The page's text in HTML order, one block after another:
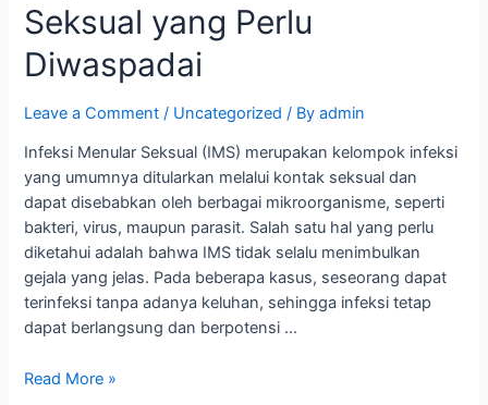
Seksual yang Perlu
Diwaspadai
Leave a Comment / Uncategorized / Byadmin
Infeksi Menular Seksual (IMS) merupakan kelompok infeksi
yang umumnya ditularkan melalui kontak seksual dan
dapat disebabkan oleh berbagai mikroorganisme, seperti
bakteri, virus, maupun parasit. Salah satu hal yang perlu
diketahui adalah bahwa IMS tidak selalu menimbulkan
gejala yang jelas. Pada beberapa kasus, seseorang dapat
terinfeksi tanpa adanya keluhan, sehingga infeksi tetap
dapat berlangsung dan berpotensi …
Read More »